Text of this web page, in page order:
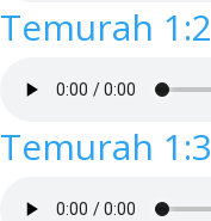
Temurah 1:2
Temurah 1:3